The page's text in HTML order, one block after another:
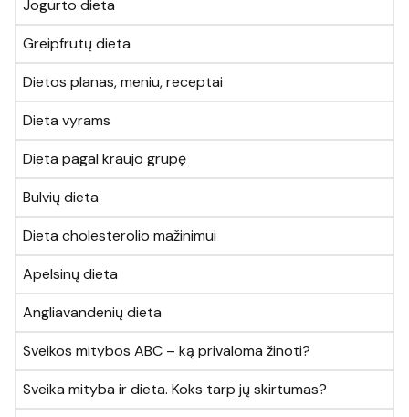
Jogurto dieta
Greipfrutų dieta
Dietos planas, meniu, receptai
Dieta vyrams
Dieta pagal kraujo grupę
Bulvių dieta
Dieta cholesterolio mažinimui
Apelsinų dieta
Angliavandenių dieta
Sveikos mitybos ABC – ką privaloma žinoti?
Sveika mityba ir dieta. Koks tarp jų skirtumas?